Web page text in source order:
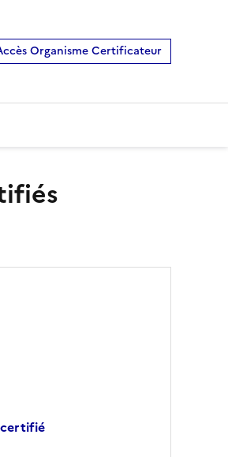
Organisme Certificateur